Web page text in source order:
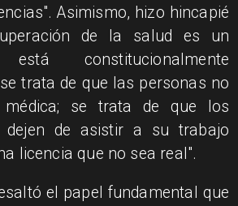
Asimismo, hizo hincapié
de la salud es un
constitucionalmente
trata de que las personas no
médica; se trata de que los
dejen de asistir a su trabajo
licencia que no sea real".
el papel fundamental que